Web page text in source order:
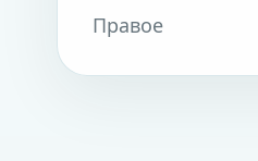
Правое